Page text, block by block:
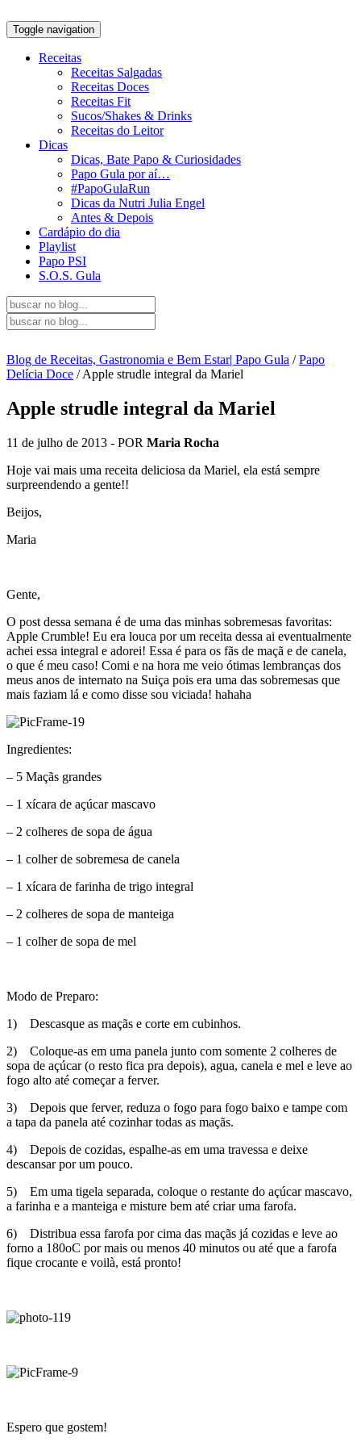
Toggle navigation
Receitas
Receitas Salgadas
Receitas Doces
Receitas Fit
Sucos/Shakes & Drinks
Receitas do Leitor
Dicas
Dicas, Bate Papo & Curiosidades
Papo Gula por aí…
#PapoGulaRun
Dicas da Nutri Julia Engel
Antes & Depois
Cardápio do dia
Playlist
Papo PSI
S.O.S. Gula
Blog de Receitas, Gastronomia e Bem Estar| Papo Gula /Papo
Delícia Doce /Apple strudle integral da Mariel
Apple strudle integral da Mariel
11 de julho de 2013 - POR Maria Rocha
Hoje vai mais uma receita deliciosa da Mariel, ela está sempre
surpreendendo a gente!!
Beijos,
Maria
Gente,
O post dessa semana é de uma das minhas sobremesas favoritas:
Apple Crumble! Eu era louca por um receita dessa ai eventualmente
achei essa integral e adorei! Essa é para os fãs de maçã e de canela,
o que é meu caso! Comi e na hora me veio ótimas lembranças dos
meus anos de internato na Suiça pois era uma das sobremesas que
mais faziam lá e como disse sou viciada! hahaha
Ingredientes:
– 5 Maçãs grandes
– 1 xícara de açúcar mascavo
– 2 colheres de sopa de água
– 1 colher de sobremesa de canela
– 1 xícara de farinha de trigo integral
– 2 colheres de sopa de manteiga
– 1 colher de sopa de mel
Modo de Preparo:
1) Descasque as maçãs e corte em cubinhos.
2) Coloque-as em uma panela junto com somente 2 colheres de
sopa de açúcar (o resto fica pra depois), agua, canela e mel e leve ao
fogo alto até começar a ferver.
3) Depois que ferver, reduza o fogo para fogo baixo e tampe com
a tapa da panela até cozinhar todas as maçãs.
4) Depois de cozidas, espalhe-as em uma travessa e deixe
descansar por um pouco.
5) Em uma tigela separada, coloque o restante do açúcar mascavo,
a farinha e a manteiga e misture bem até criar uma farofa.
6) Distribua essa farofa por cima das maçãs já cozidas e leve ao
forno a 180oC por mais ou menos 40 minutos ou até que a farofa
fique crocante e voilà, está pronto!
Espero que gostem!